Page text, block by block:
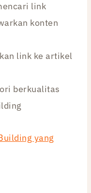
link
konten
link ke artikel
berkualitas
yang